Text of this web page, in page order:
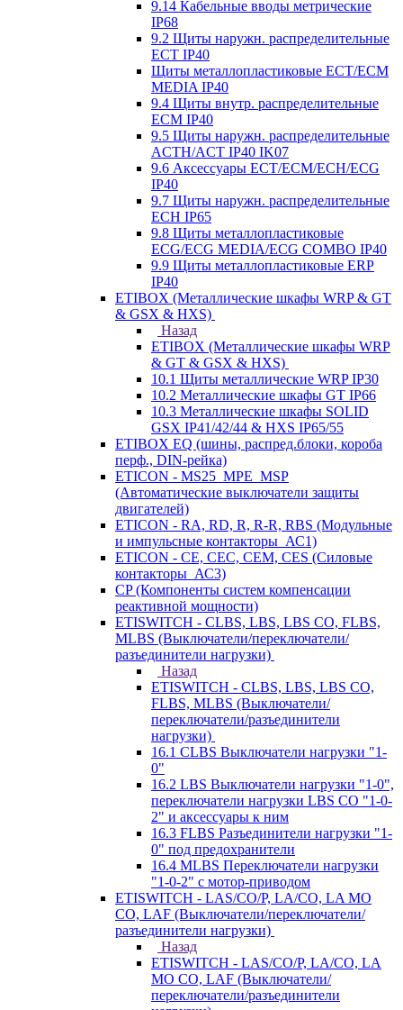
9.14 Кабельные вводы метрические
IP68
9.2 Щиты наружн. распределительные
ECT IP40
Щиты металлопластиковые ECT/ECM
MEDIA IP40
9.4 Щиты внутр. распределительные
ECМ IP40
9.5 Щиты наружн. распределительные
ACTH/ACT IP40 IK07
9.6 Аксессуары ECT/ECM/ECH/ECG
IP40
9.7 Щиты наружн. распределительные
ECH IP65
9.8 Щиты металлопластиковые
ECG/ECG MEDIA/ECG COMBO IP40
9.9 Щиты металлопластиковые ERP
IP40
ETIBOX (Металлические шкафы WRP & GT
& GSX & HXS)
Назад
ETIBOX (Металлические шкафы WRP
& GT & GSX & HXS)
10.1 Щиты металлические WRP IP30
10.2 Металлические шкафы GT IP66
10.3 Металлические шкафы SOLID
GSX IP41/42/44 & HXS IP65/55
ETIBOX EQ (шины, распред.блоки, короба
перф., DIN-рейка)
ETICON - MS25_MPE_MSP
(Автоматические выключатели защиты
двигателей)
ETICON - RA, RD, R, R-R, RBS (Модульные
и импульсные контакторы_АС1)
ETICON - CE, CEC, CEM, CES (Силовые
контакторы_АС3)
CP (Компоненты систем компенсации
реактивной мощности)
ETISWITCH - CLBS, LBS, LBS CO, FLBS,
MLBS (Выключатели/переключатели/
разъединители нагрузки)
Назад
ETISWITCH - CLBS, LBS, LBS CO,
FLBS, MLBS (Выключатели/
переключатели/разъединители
нагрузки)
16.1 CLBS Выключатели нагрузки "1-
0"
16.2 LBS Выключатели нагрузки "1-0",
переключатели нагрузки LBS CO "1-0-
2" и аксессуары к ним
16.3 FLBS Разъединители нагрузки "1-
0" под предохранители
16.4 MLBS Переключатели нагрузки
"1-0-2" с мотор-приводом
ETISWITCH - LAS/CO/P, LA/CO, LA MO
CO, LAF (Выключатели/переключатели/
разъединители нагрузки)
Назад
ETISWITCH - LAS/CO/P, LA/CO, LA
MO CO, LAF (Выключатели/
переключатели/разъединители